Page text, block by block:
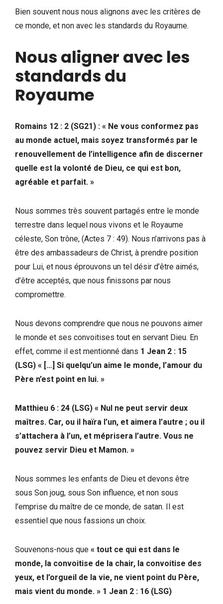
Bien souvent nous nous alignons avec les critères de
ce monde, et non avec les standards du Royaume.
Nous aligner avec les
standards du
Royaume
Romains 12 : 2 (SG21) : « Ne vous conformez pas
au monde actuel, mais soyez transformés par le
renouvellement de l’intelligence afin de discerner
quelle est la volonté de Dieu, ce qui est bon,
agréable et parfait. »
Nous sommes très souvent partagés entre le monde
terrestre dans lequel nous vivons et le Royaume
céleste, Son trône, (Actes 7 : 49). Nous n’arrivons pas à
être des ambassadeurs de Christ, à prendre position
pour Lui, et nous éprouvons un tel désir d’être aimés,
d’être acceptés, que nous finissons par nous
compromettre.
Nous devons comprendre que nous ne pouvons aimer
le monde et ses convoitises tout en servant Dieu. En
effet, comme il est mentionné dans 1 Jean 2 : 15
(LSG) « […] Si quelqu’un aime le monde, l’amour du
Père n’est point en lui. »
Matthieu 6 : 24 (LSG) « Nul ne peut servir deux
maîtres. Car, ou il haïra l’un, et aimera l’autre ; ou il
s’attachera à l’un, et méprisera l’autre. Vous ne
pouvez servir Dieu et Mamon. »
Nous sommes les enfants de Dieu et devons être
sous Son joug, sous Son influence, et non sous
l’emprise du maître de ce monde, de satan. Il est
essentiel que nous fassions un choix.
Souvenons-nous que « tout ce qui est dans le
monde, la convoitise de la chair, la convoitise des
yeux, et l’orgueil de la vie, ne vient point du Père,
mais vient du monde. » 1 Jean 2 : 16 (LSG)